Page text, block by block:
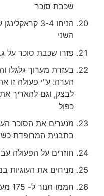
שכבת סוכר
הניחו 3-4
השני
פזרו שכבת סוכר על גבי
בעזרת מערוך גלגלו
הערה: ע"י פעולה זו
לבצק, וגם להאריך את
כפול
מנערים את הסוכר
בתבנית המרופדת
חוזרים על הפעולה עבור
מניחים את העוגיות במקרר
חממו